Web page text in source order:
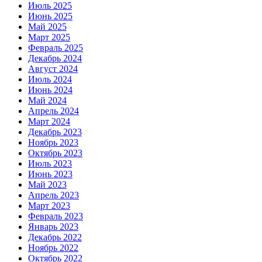
Июль 2025
Июнь 2025
Май 2025
Март 2025
Февраль 2025
Декабрь 2024
Август 2024
Июль 2024
Июнь 2024
Май 2024
Апрель 2024
Март 2024
Декабрь 2023
Ноябрь 2023
Октябрь 2023
Июль 2023
Июнь 2023
Май 2023
Апрель 2023
Март 2023
Февраль 2023
Январь 2023
Декабрь 2022
Ноябрь 2022
Октябрь 2022